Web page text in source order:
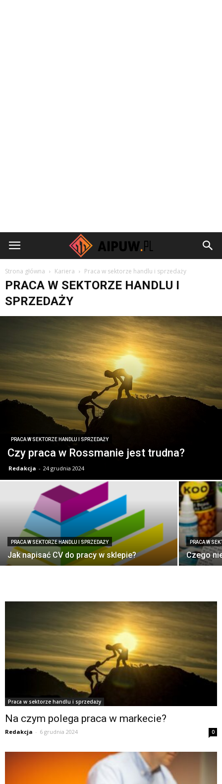
Aipuw.pl
Strona główna Kariera Praca w sektorze handlu i sprzedaży
PRACA W SEKTORZE HANDLU I
SPRZEDAŻY
PRACA W SEKTORZE HANDLU I SPRZEDAŻY
Czy praca w Rossmanie jest trudna?
Redakcja - 24 grudnia 2024
PRACA W SEKTORZE HANDLU I SPRZEDAŻY
Jak napisać CV do pracy w sklepie?
PRACA W
Czego
Praca w sektorze handlu i sprzedaży
Na czym polega praca w markecie?
Redakcja - 6 grudnia 2024 0